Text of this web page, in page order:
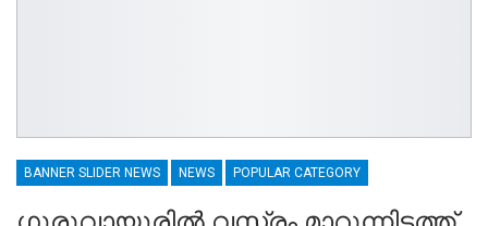
BANNER SLIDER NEWS NEWS POPULAR CATEGORY